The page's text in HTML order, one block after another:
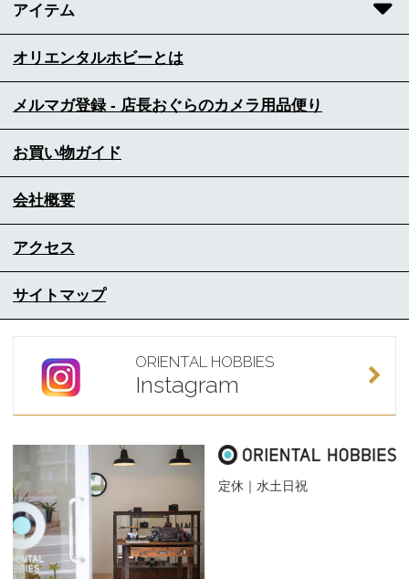
アイテム
オリエンタルホビーとは
メルマガ登録 - 店長おぐらのカメラ用品便り
お買い物ガイド
会社概要
アクセス
サイトマップ
ORIENTAL HOBBIES
Instagram
定休｜水土日祝